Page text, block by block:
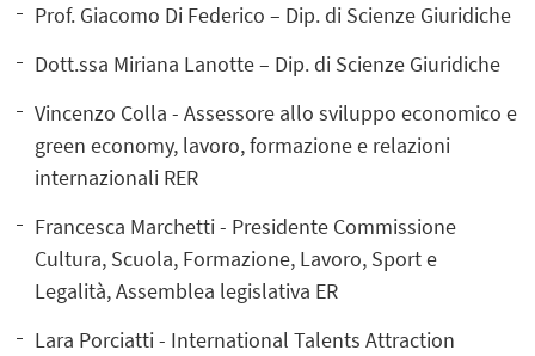
Prof. Giacomo Di Federico – Dip. di Scienze Giuridiche
Dott.ssa Miriana Lanotte – Dip. di Scienze Giuridiche
Vincenzo Colla - Assessore allo sviluppo economico e
green economy, lavoro, formazione e relazioni
internazionali RER
Francesca Marchetti - Presidente Commissione
Cultura, Scuola, Formazione, Lavoro, Sport e
Legalità, Assemblea legislativa ER
Lara Porciatti - International Talents Attraction